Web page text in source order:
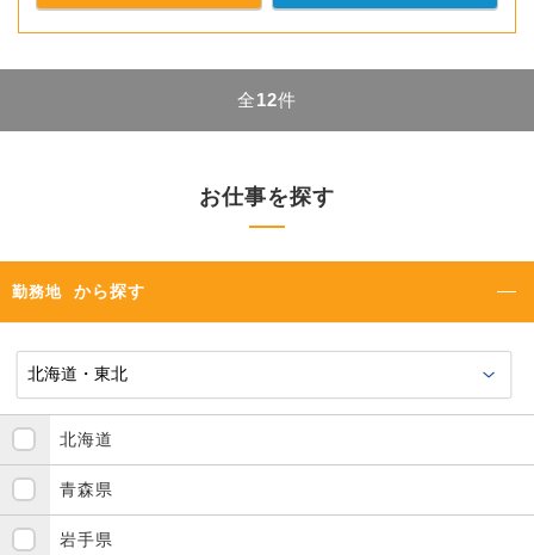
全12件
お仕事を探す
勤務地 から探す
北海道
青森県
岩手県